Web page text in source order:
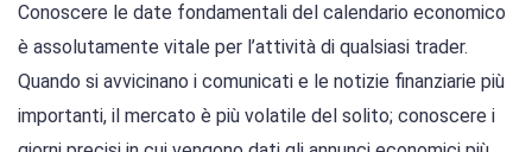
Conoscere le date fondamentali del calendario economico
è assolutamente vitale per l’attività di qualsiasi trader.
Quando si avvicinano i comunicati e le notizie finanziarie più
importanti, il mercato è più volatile del solito; conoscere i